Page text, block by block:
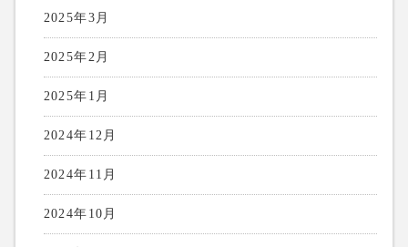
2025年3月
2025年2月
2025年1月
2024年12月
2024年11月
2024年10月